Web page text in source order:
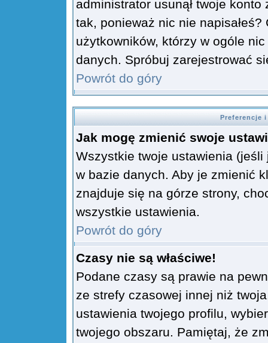
administrator usunął twoje
tak, ponieważ nic nie
użytkowników, którzy w ogóle
danych. Spróbuj zarejestrować
Powrót do góry
Preferencje
Jak mogę zmienić swoje
Wszystkie twoje ustawienia
w bazie danych. Aby je zmienić
znajduje się na górze strony,
wszystkie ustawienia.
Powrót do góry
Czasy nie są właściwe!
Podane czasy są prawie na
ze strefy czasowej innej niż
ustawienia twojego profilu,
twojego obszaru. Pamiętaj, że